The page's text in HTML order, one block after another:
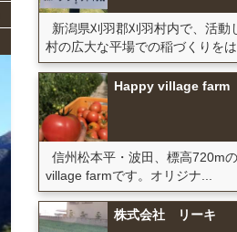
新潟県刈羽郡刈羽村内で、活動
村の広大な平場での稲づくりを
Happy village farm
信州松本平・波田、標高720m
village farmです。オリジナ...
株式会社 リーキ